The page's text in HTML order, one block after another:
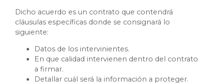
Dicho acuerdo es un contrato que contendrá
cláusulas específicas donde se consignará lo
siguiente:
Datos de los intervinientes.
En que calidad intervienen dentro del contrato
a firmar.
Detallar cuál será la información a proteger.